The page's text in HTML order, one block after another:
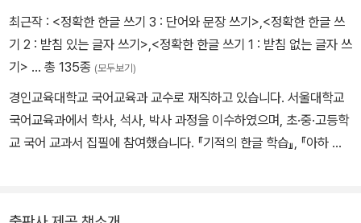
최근작 : <정확한 한글 쓰기 3 : 단어와 문장 쓰기>,<정확한 한글 쓰
기 2 : 받침 있는 글자 쓰기>,<정확한 한글 쓰기 1 : 받침 없는 글자 쓰
기> … 총 135종 (모두보기)
경인교육대학교 국어교육과 교수로 재직하고 있습니다. 서울대학교
국어교육과에서 학사, 석사, 박사 과정을 이수하였으며, 초·중·고등학
교 국어 교과서 집필에 참여했습니다. 『기적의 한글 학습』, 『아하 한